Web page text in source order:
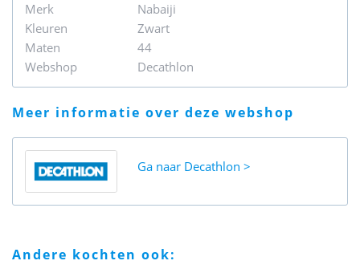
Merk
Nabaiji
Kleuren
Zwart
Maten
44
Webshop
Decathlon
meer informatie over deze webshop
Ga naar Decathlon
andere kochten ook: